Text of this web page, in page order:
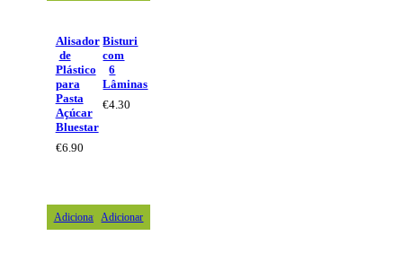
Alisador
de
Plástico
para
Pasta
Açúcar
Bluestar
€6.90
Bisturi
com
6
Lâminas
€4.30
Adicionar Adicionar